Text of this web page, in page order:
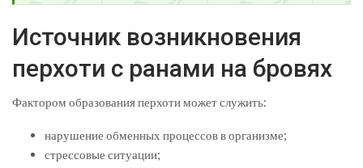
Источник возникновения
перхоти с ранами на бровях
Фактором образования перхоти может служить:
нарушение обменных процессов в организме;
стрессовые ситуации;